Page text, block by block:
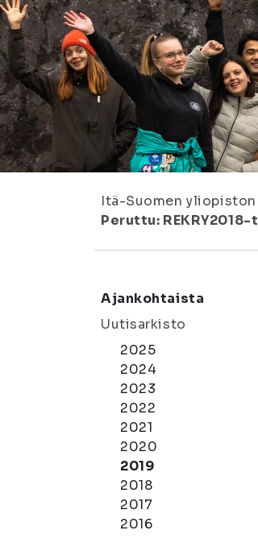
Itä-Suomen
Peruttu:
Ajankohtaista
Uutisarkisto
2025
2024
2023
2022
2021
2020
2019
2018
2017
2016